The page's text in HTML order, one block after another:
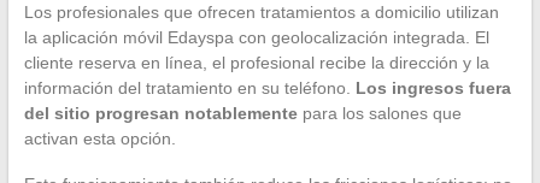
Los profesionales que ofrecen tratamientos a domicilio utilizan
la aplicación móvil Edayspa con geolocalización integrada. El
cliente reserva en línea, el profesional recibe la dirección y la
información del tratamiento en su teléfono. Los ingresos fuera
del sitio progresan notablementepara los salones que
activan esta opción.